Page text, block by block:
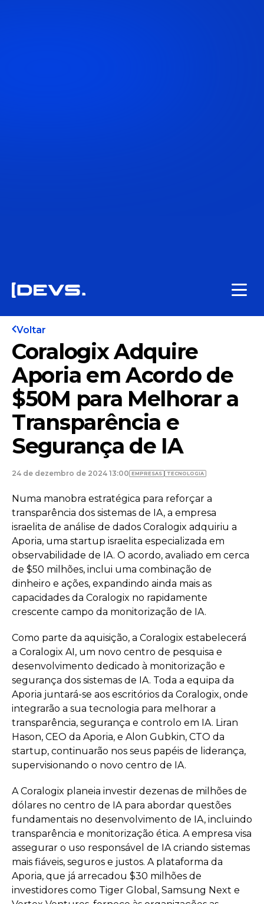
Voltar
Coralogix Adquire
Aporia em Acordo de
$50M para Melhorar a
Transparência e
Segurança de IA
24 de dezembro de 2024 13:00 EMPRESAS TECNOLOGIA
Numa manobra estratégica para reforçar a
transparência dos sistemas de IA, a empresa
israelita de análise de dados Coralogix adquiriu a
Aporia, uma startup israelita especializada em
observabilidade de IA. O acordo, avaliado em cerca
de $50 milhões, inclui uma combinação de
dinheiro e ações, expandindo ainda mais as
capacidades da Coralogix no rapidamente
crescente campo da monitorização de IA.
Como parte da aquisição, a Coralogix estabelecerá
a Coralogix AI, um novo centro de pesquisa e
desenvolvimento dedicado à monitorização e
segurança dos sistemas de IA. Toda a equipa da
Aporia juntará-se aos escritórios da Coralogix, onde
integrarão a sua tecnologia para melhorar a
transparência, segurança e controlo em IA. Liran
Hason, CEO da Aporia, e Alon Gubkin, CTO da
startup, continuarão nos seus papéis de liderança,
supervisionando o novo centro de IA.
A Coralogix planeia investir dezenas de milhões de
dólares no centro de IA para abordar questões
fundamentais no desenvolvimento de IA, incluindo
transparência e monitorização ética. A empresa visa
assegurar o uso responsável de IA criando sistemas
mais fiáveis, seguros e justos. A plataforma da
Aporia, que já arrecadou $30 milhões de
investidores como Tiger Global, Samsung Next e